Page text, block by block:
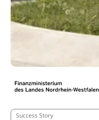
Success Story